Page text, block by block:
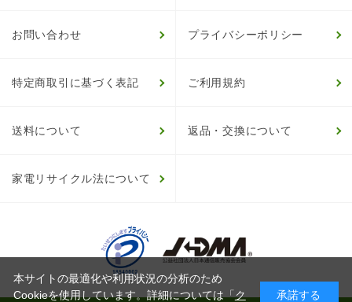
お問い合わせ プライバシーポリシー
特定商取引に基づく表記 ご利用規約
送料について 返品・交換について
家電リサイクル法について
本サイトの最適化や利用状況の分析のため
Cookieを使用しています。詳細については「ク 承諾する